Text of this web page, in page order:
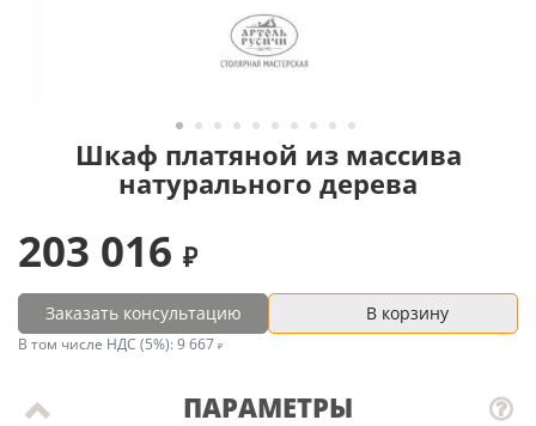
Шкаф платяной из массива
натурального дерева
ПАРАМЕТРЫ
203 016
Заказать консультацию В корзину
В том числе НДС (5%): 9 667